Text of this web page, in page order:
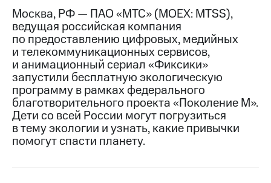
Пресс-
релизы
МТС
о технологиях
Достижения
Интервью
Финансовая
отчетность
Москва, РФ — ПАО «МТС» (MOEX: MTSS),
ведущая российская компания
по предоставлению цифровых, медийных
и телекоммуникационных сервисов,
и анимационный сериал «Фиксики»
запустили бесплатную экологическую
программу в рамках федерального
благотворительного проекта «Поколение М».
Дети со всей России могут погрузиться
в тему экологии и узнать, какие привычки
помогут спасти планету.